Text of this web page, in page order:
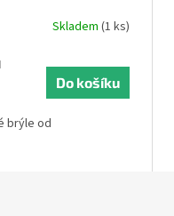
Skladem (1 ks)
Do košíku
brýle od